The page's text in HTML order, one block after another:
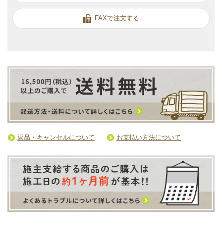
FAXで注文する
返品・キャンセルについて お支払い方法について